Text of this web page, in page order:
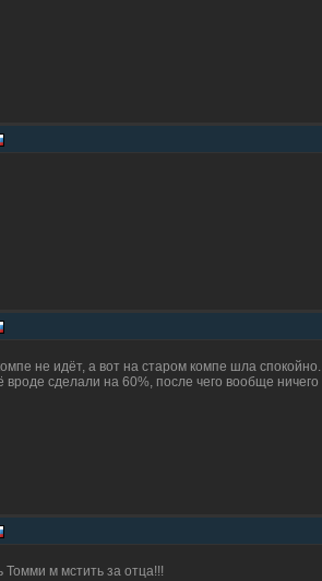
не идёт, а вот на старом компе шла спокойно.
вроде сделали на 60%, после чего вообще
Томми м мстить за отца!!!